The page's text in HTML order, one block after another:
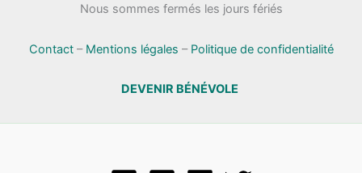
Nous sommes fermés les jours fériés
Contact– Mentions légales – Politique de confidentialité
DEVENIR BÉNÉVOLE